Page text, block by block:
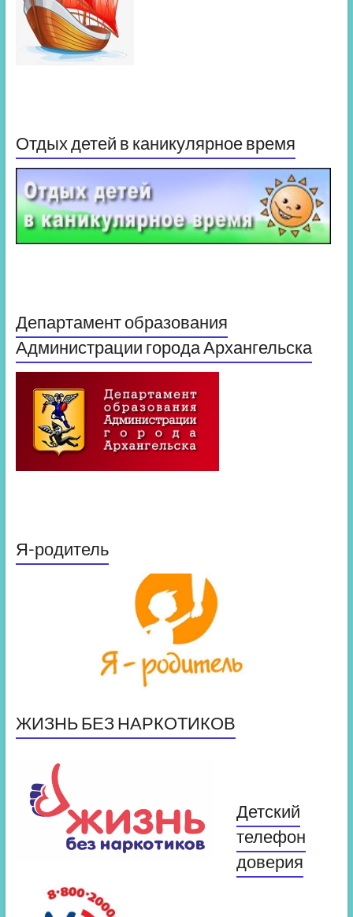
Отдых детей в каникулярное время
Департамент образования
Администрации города Архангельска
Я-родитель
ЖИЗНЬ БЕЗ НАРКОТИКОВ
Детский
телефон
доверия